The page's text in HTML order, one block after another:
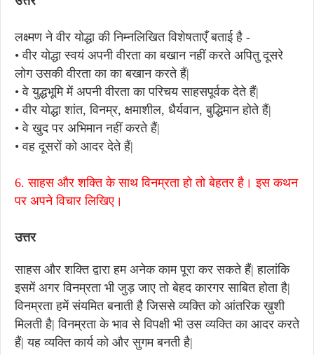
लक्ष्मण ने वीर योद्धा की निम्नलिखित विशेषताएँ बताई है -
• वीर योद्धा स्वयं अपनी वीरता का बखान नहीं करते अपितु दूसरे
लोग उसकी वीरता का का बखान करते हैं|
• वे युद्धभूमि में अपनी वीरता का परिचय साहसपूर्वक देते हैं|
• वीर योद्धा शांत, विनम्र, क्षमाशील, धैर्यवान, बुद्धिमान होते हैं|
• वे खुद पर अभिमान नहीं करते हैं|
• वह दूसरों को आदर देते हैं|
6. साहस और शक्ति के साथ विनम्रता हो तो बेहतर है। इस कथन
पर अपने विचार लिखिए।
उत्तर
साहस और शक्ति द्वारा हम अनेक काम पूरा कर सकते हैं| हालांकि
इसमें अगर विनम्रता भी जुड़ जाए तो बेहद कारगर साबित होता है|
विनम्रता हमें संयमित बनाती है जिससे व्यक्ति को आंतरिक ख़ुशी
मिलती है| विनम्रता के भाव से विपक्षी भी उस व्यक्ति का आदर करते
हैं| यह व्यक्ति कार्य को और सुगम बनती है|